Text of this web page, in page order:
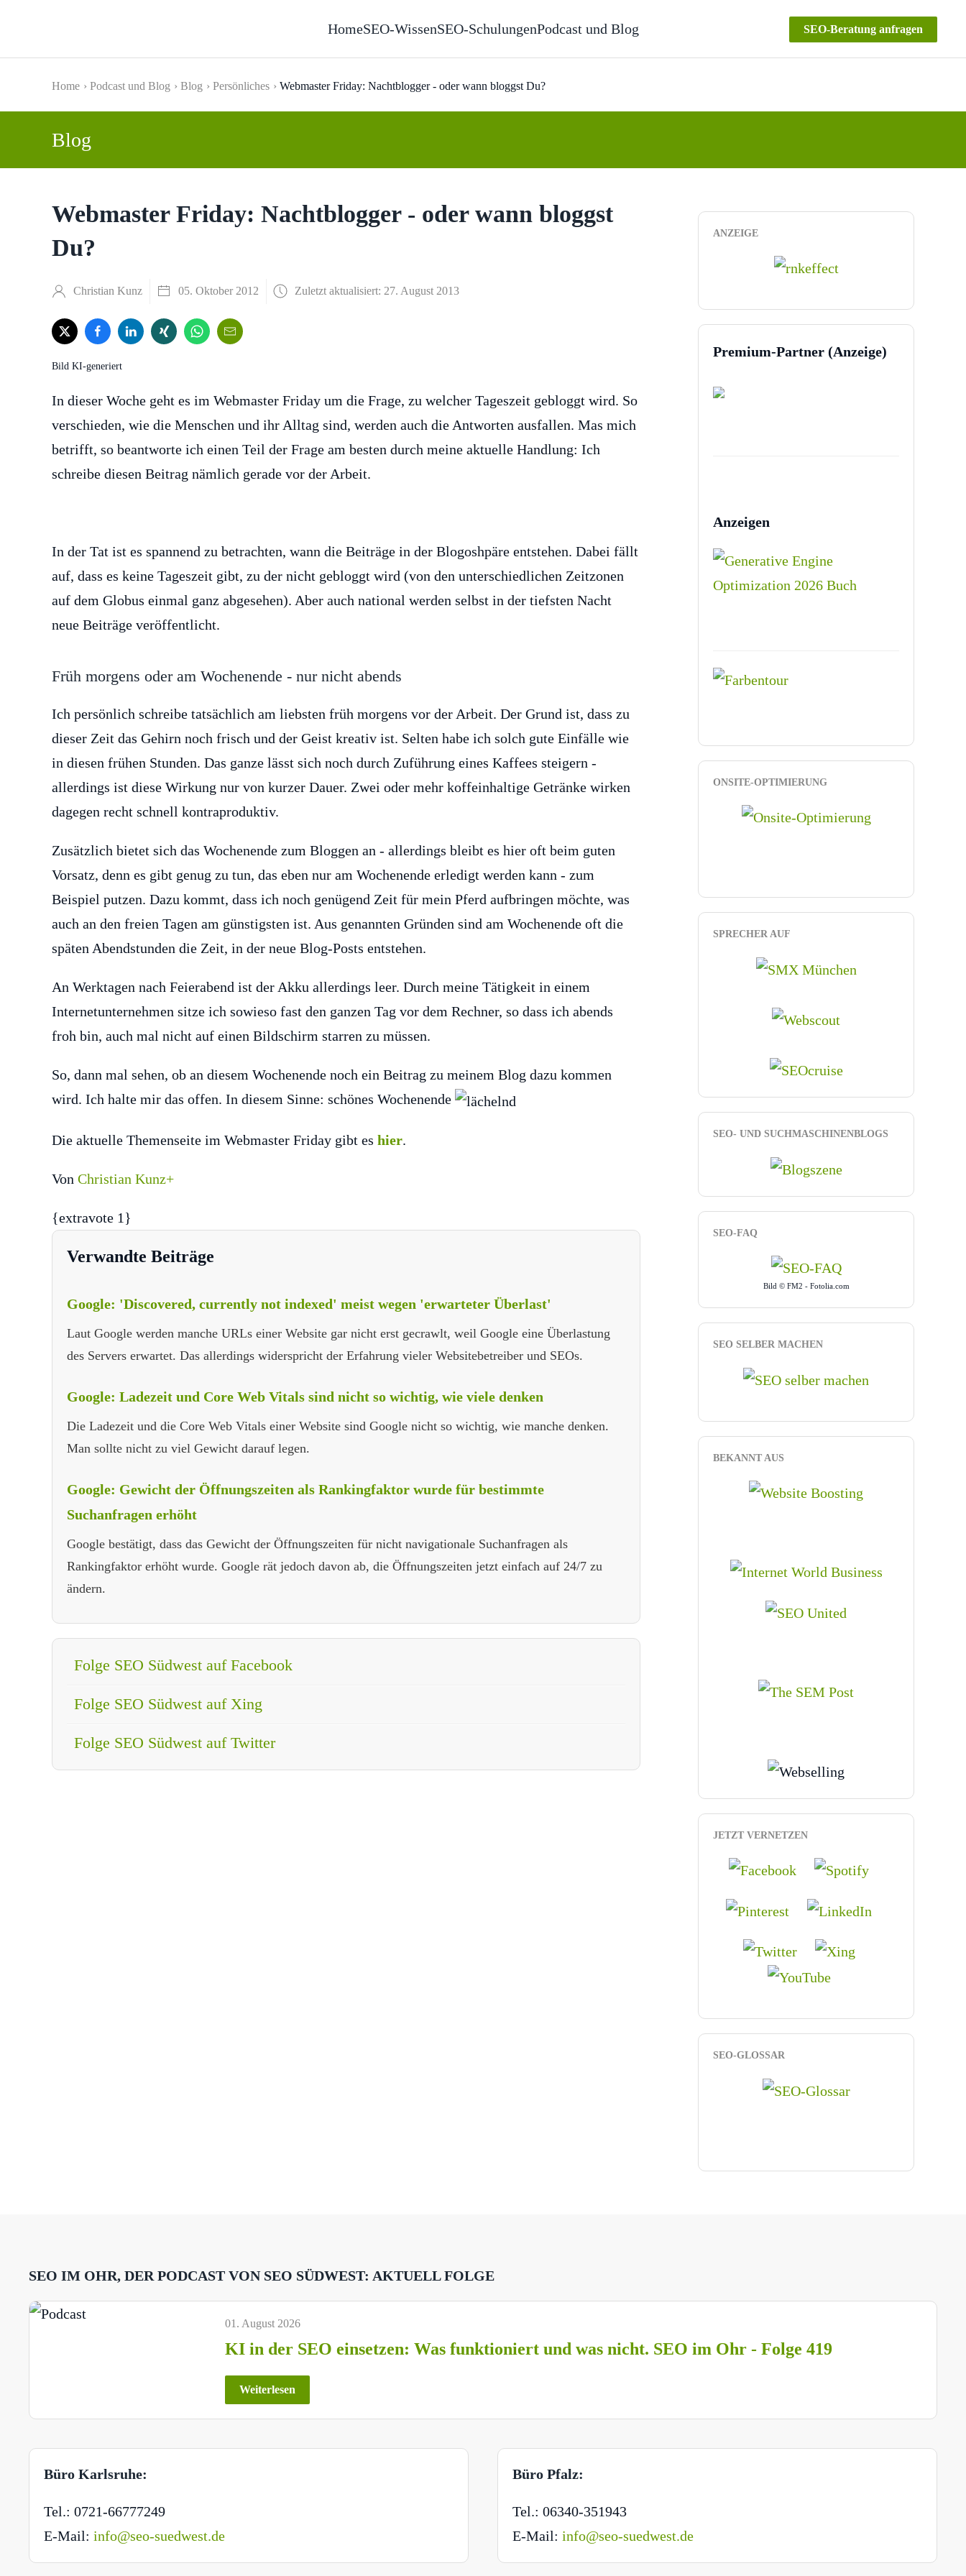
HomeSEO-WissenSEO-SchulungenPodcast und Blog SEO-Beratung anfragen
Home Podcast und Blog Blog Persönliches Webmaster Friday: Nachtblogger - oder wann bloggst Du?
Blog
Webmaster Friday: Nachtblogger - oder wann bloggst
Du?
Christian Kunz 05. Oktober 2012 Zuletzt aktualisiert: 27. August 2013
Bild KI-generiert
In dieser Woche geht es im Webmaster Friday um die Frage, zu welcher Tageszeit gebloggt wird. So
verschieden, wie die Menschen und ihr Alltag sind, werden auch die Antworten ausfallen. Mas mich
betrifft, so beantworte ich einen Teil der Frage am besten durch meine aktuelle Handlung: Ich
schreibe diesen Beitrag nämlich gerade vor der Arbeit.
In der Tat ist es spannend zu betrachten, wann die Beiträge in der Blogoshpäre entstehen. Dabei fällt
auf, dass es keine Tageszeit gibt, zu der nicht gebloggt wird (von den unterschiedlichen Zeitzonen
auf dem Globus einmal ganz abgesehen). Aber auch national werden selbst in der tiefsten Nacht
neue Beiträge veröffentlicht.
Früh morgens oder am Wochenende - nur nicht abends
Ich persönlich schreibe tatsächlich am liebsten früh morgens vor der Arbeit. Der Grund ist, dass zu
dieser Zeit das Gehirn noch frisch und der Geist kreativ ist. Selten habe ich solch gute Einfälle wie
in diesen frühen Stunden. Das ganze lässt sich noch durch Zuführung eines Kaffees steigern -
allerdings ist diese Wirkung nur von kurzer Dauer. Zwei oder mehr koffeinhaltige Getränke wirken
dagegen recht schnell kontraproduktiv.
Zusätzlich bietet sich das Wochenende zum Bloggen an - allerdings bleibt es hier oft beim guten
Vorsatz, denn es gibt genug zu tun, das eben nur am Wochenende erledigt werden kann - zum
Beispiel putzen. Dazu kommt, dass ich noch genügend Zeit für mein Pferd aufbringen möchte, was
auch an den freien Tagen am günstigsten ist. Aus genannten Gründen sind am Wochenende oft die
späten Abendstunden die Zeit, in der neue Blog-Posts entstehen.
An Werktagen nach Feierabend ist der Akku allerdings leer. Durch meine Tätigkeit in einem
Internetunternehmen sitze ich sowieso fast den ganzen Tag vor dem Rechner, so dass ich abends
froh bin, auch mal nicht auf einen Bildschirm starren zu müssen.
So, dann mal sehen, ob an diesem Wochenende noch ein Beitrag zu meinem Blog dazu kommen
wird. Ich halte mir das offen. In diesem Sinne: schönes Wochenende
Die aktuelle Themenseite im Webmaster Friday gibt es hier.
Von Christian Kunz+
{extravote 1}
Verwandte Beiträge
Google: 'Discovered, currently not indexed' meist wegen 'erwarteter Überlast'
Laut Google werden manche URLs einer Website gar nicht erst gecrawlt, weil Google eine Überlastung
des Servers erwartet. Das allerdings widerspricht der Erfahrung vieler Websitebetreiber und SEOs.
Google: Ladezeit und Core Web Vitals sind nicht so wichtig, wie viele denken
Die Ladezeit und die Core Web Vitals einer Website sind Google nicht so wichtig, wie manche denken.
Man sollte nicht zu viel Gewicht darauf legen.
Google: Gewicht der Öffnungszeiten als Rankingfaktor wurde für bestimmte
Suchanfragen erhöht
Google bestätigt, dass das Gewicht der Öffnungszeiten für nicht navigationale Suchanfragen als
Rankingfaktor erhöht wurde. Google rät jedoch davon ab, die Öffnungszeiten jetzt einfach auf 24/7 zu
ändern.
Folge SEO Südwest auf Facebook
Folge SEO Südwest auf Xing
Folge SEO Südwest auf Twitter
ANZEIGE
Premium-Partner (Anzeige)
Anzeigen
ONSITE-OPTIMIERUNG
SPRECHER AUF
SEO- UND SUCHMASCHINENBLOGS
SEO-FAQ
Bild © FM2 - Fotolia.com
SEO SELBER MACHEN
BEKANNT AUS
JETZT VERNETZEN
SEO-GLOSSAR
SEO IM OHR, DER PODCAST VON SEO SÜDWEST: AKTUELL FOLGE
01. August 2026
KI in der SEO einsetzen: Was funktioniert und was nicht. SEO im Ohr - Folge 419
Weiterlesen
Büro Karlsruhe:
Tel.: 0721-66777249
E-Mail: info@seo-suedwest.de
Büro Pfalz:
Tel.: 06340-351943
E-Mail: info@seo-suedwest.de